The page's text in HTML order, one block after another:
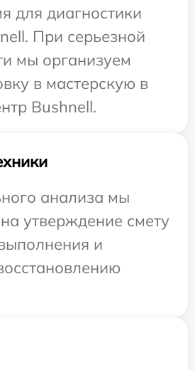
для диагностики
При серьезной
мы организуем
в мастерскую в
Bushnell.
анализа мы
утверждение смету
и